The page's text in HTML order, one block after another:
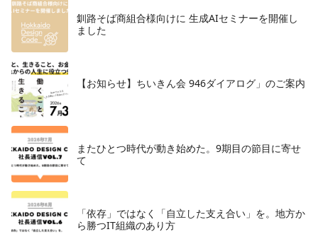
釧路そば商組合様向けに 生成AIセミナーを開催し
ました
【お知らせ】ちいきん会 946ダイアログ」のご案内
またひとつ時代が動き始めた。9期目の節目に寄せ
て
「依存」ではなく「自立した支え合い」を。地方か
ら勝つIT組織のあり方